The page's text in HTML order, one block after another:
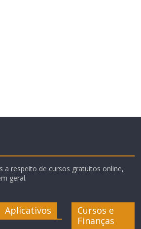
a respeito de cursos gratuitos online,
geral.
Aplicativos
Cursos e
Finanças